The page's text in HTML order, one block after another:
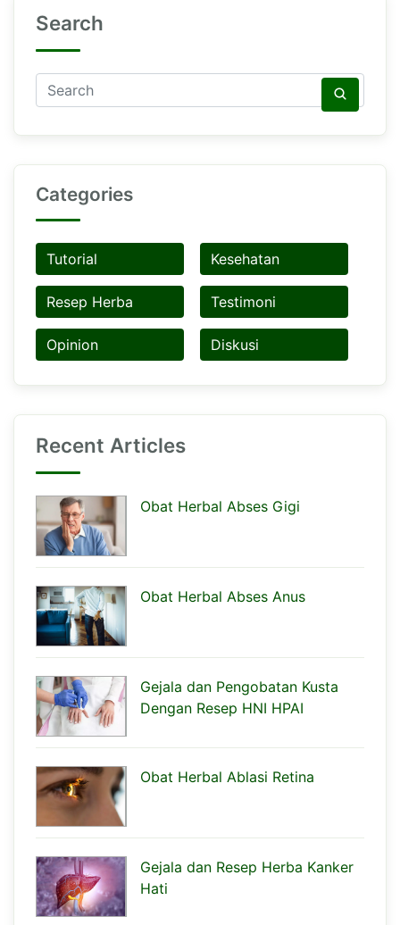
Search
Categories
Tutorial Kesehatan
Resep Herba Testimoni
Opinion Diskusi
Recent Articles
Obat Herbal Abses Gigi
Obat Herbal Abses Anus
Gejala dan Pengobatan Kusta
Dengan Resep HNI HPAI
Obat Herbal Ablasi Retina
Gejala dan Resep Herba Kanker
Hati